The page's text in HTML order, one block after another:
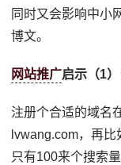
同时又会影响中小
博文。
网站推广启示（1
注册个合适的域名
lvwang.com，再
只有100来个搜索